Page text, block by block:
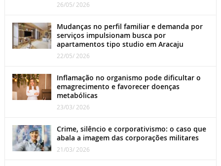
26/05/ 2026
Mudanças no perfil familiar e demanda por
serviços impulsionam busca por
apartamentos tipo studio em Aracaju
22/05/ 2026
Inflamação no organismo pode dificultar o
emagrecimento e favorecer doenças
metabólicas
23/03/ 2026
Crime, silêncio e corporativismo: o caso que
abala a imagem das corporações militares
21/03/ 2026